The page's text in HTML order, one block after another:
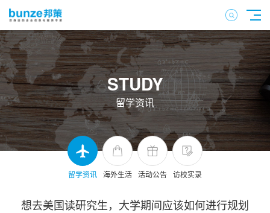
STUDY
留学资讯
留学资讯 海外生活 活动公告 访校实录
想去美国读研究生，大学期间应该如何进行规划